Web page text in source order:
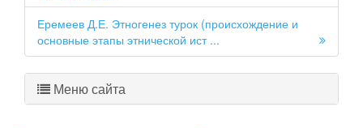
Еремеев Д.Е. Этногенез турок (происхождение и
основные этапы этнической ист ...
Меню сайта